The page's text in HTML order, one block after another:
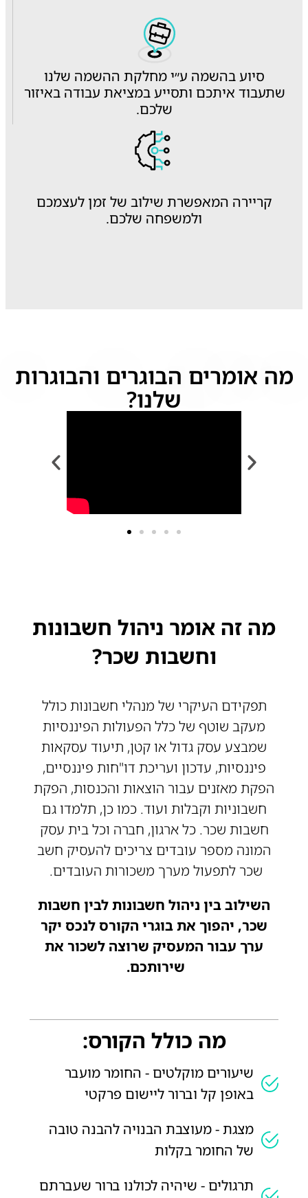
סיוע בהשמה ע״י מחלקת ההשמה שלנו
שתעבוד איתכם ותסייע במציאת עבודה באיזור
שלכם.
קריירה המאפשרת שילוב של זמן לעצמכם
ולמשפחה שלכם.
מה אומרים הבוגרים והבוגרות
שלנו?
מה זה אומר ניהול חשבונות
וחשבות שכר?
תפקידם העיקרי של מנהלי חשבונות כולל
מעקב שוטף של כלל הפעולות הפיננסיות
שמבצע עסק גדול או קטן, תיעוד עסקאות
פיננסיות, עדכון ועריכת דו"חות פיננסיים,
הפקת מאזנים עבור הוצאות והכנסות, הפקת
חשבוניות וקבלות ועוד. כמו כן, תלמדו גם
חשבות שכר. כל ארגון, חברה וכל בית עסק
המונה מספר עובדים צריכים להעסיק חשב
שכר לתפעול מערך משכורות העובדים.
השילוב בין ניהול חשבונות לבין חשבות
שכר, יהפוך את בוגרי הקורס לנכס יקר
ערך עבור המעסיק שרוצה לשכור את
שירותכם.
מה כולל הקורס:
שיעורים מוקלטים - החומר מועבר
באופן קל וברור ליישום פרקטי
מצגת - מעוצבת הבנויה להבנה טובה
של החומר בקלות
תרגולים - שיהיה לכולנו ברור שעברתם